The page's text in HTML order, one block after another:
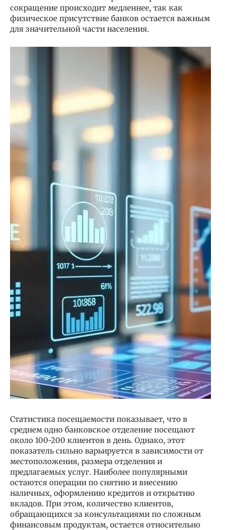
сокращение происходит медленнее, так как
физическое присутствие банков остается важным
для значительной части населения.
Статистика посещаемости показывает, что в
среднем одно банковское отделение посещают
около 100-200 клиентов в день. Однако, этот
показатель сильно варьируется в зависимости от
местоположения, размера отделения и
предлагаемых услуг. Наиболее популярными
остаются операции по снятию и внесению
наличных, оформлению кредитов и открытию
вкладов. При этом, количество клиентов,
обращающихся за консультациями по сложным
финансовым продуктам, остается относительно